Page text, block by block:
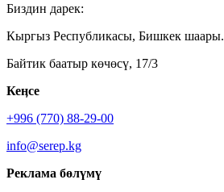
Биздин дарек:
Кыргыз Республикасы, Бишкек шаары.
Байтик баатыр көчөсү, 17/3
Кеӊсе
+996 (770) 88-29-00
info@serep.kg
Реклама бөлүмү